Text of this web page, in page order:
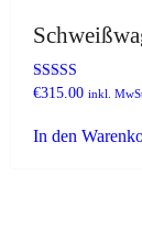
Bewertet
von 5
€315.00 inkl.
In den